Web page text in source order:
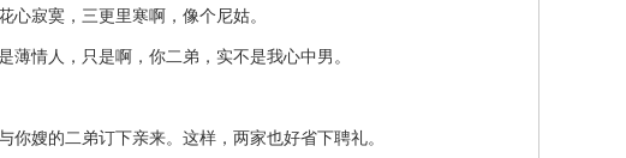
寂寞，三更里寒啊，像个尼姑。
情人，只是啊，你二弟，实不是我心中男。
嫂的二弟订下亲来。这样，两家也好省下聘礼。